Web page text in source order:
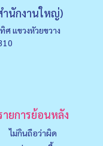
ำนักงานใหญ่)
แขวงหัวยขวาง
ายการย้อนหลัง
ไม่กินถือว่าผิด